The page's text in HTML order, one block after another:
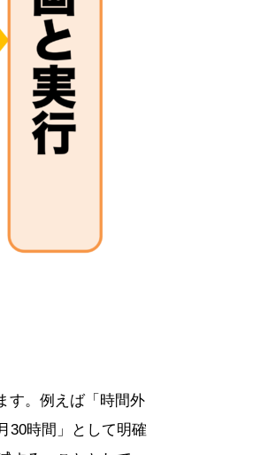
す。例えば「時間外
30時間」として明確